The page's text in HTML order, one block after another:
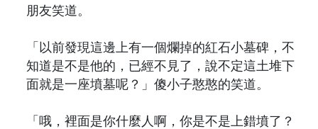
朋友笑道。
「以前發現這邊上有一個爛掉的紅石小墓碑，不
知道是不是他的，已經不見了，說不定這土堆下
面就是一座墳墓呢？」傻小子憨憨的笑道。
「哦，裡面是你什麼人啊，你是不是上錯墳了？